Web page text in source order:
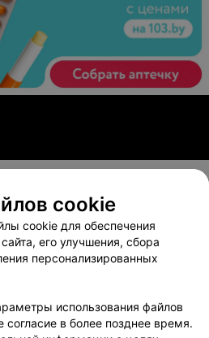
договор
Способы оплаты
по использованию сервиса
в поддержку
cookie
cookie для обеспечения
его улучшения, сбора
персонализированных
использования файлов
согласие в более позднее время.